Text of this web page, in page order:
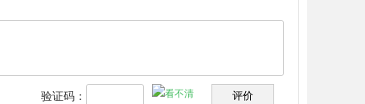
验证码：